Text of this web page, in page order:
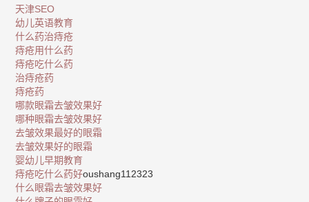
天津SEO
幼儿英语教育
什么药治痔疮
痔疮用什么药
痔疮吃什么药
治痔疮药
痔疮药
哪款眼霜去皱效果好
哪种眼霜去皱效果好
去皱效果最好的眼霜
去皱效果好的眼霜
婴幼儿早期教育
痔疮吃什么药好oushang112323
什么眼霜去皱效果好